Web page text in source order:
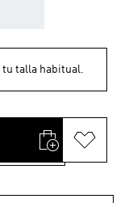
tu talla habitual.